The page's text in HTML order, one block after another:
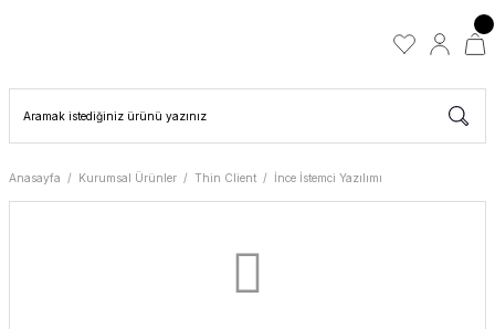
Anasayfa Kurumsal Ürünler Thin Client İnce İstemci Yazılımı